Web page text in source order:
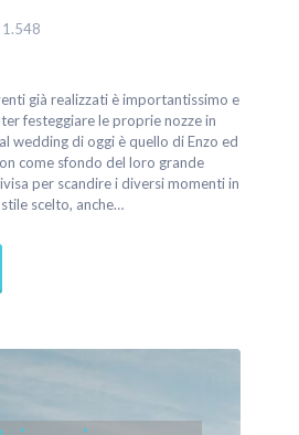
1.548
già realizzati è importantissimo e
festeggiare le proprie nozze in
wedding di oggi è quello di Enzo ed
come sfondo del loro grande
per scandire i diversi momenti in
scelto, anche…